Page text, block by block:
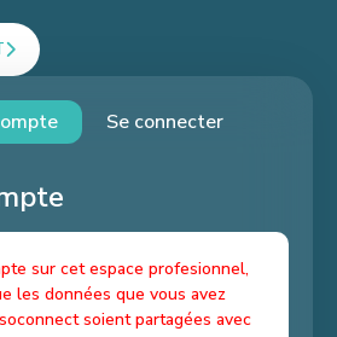
Se connecter
sur cet espace profesionnel,
les données que vous avez
soient partagées avec